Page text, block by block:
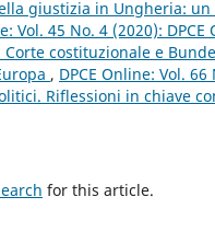
giustizia in Ungheria:
Vol. 45 No. 4 (2020): DPCE
costituzionale e
, DPCE Online: Vol. 66
Riflessioni in chiave
for this article.